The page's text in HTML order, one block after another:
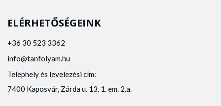
ELÉRHETŐSÉGEINK
+36 30 523 3362
info@tanfolyam.hu
Telephely és levelezési cím:
7400 Kaposvár, Zárda u. 13. 1. em. 2.a.